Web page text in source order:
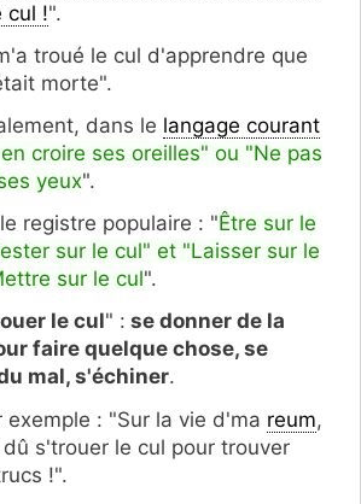
cul !".
troué le cul d'apprendre que
morte".
dans le langage courant
croire ses oreilles" ou "Ne pas
yeux".
registre populaire : "Être sur le
sur le cul" et "Laisser sur le
sur le cul".
le cul" : se donner de la
faire quelque chose, se
mal, s'échiner.
exemple : "Sur la vie d'ma reum,
dû s'trouer le cul pour trouver
!".